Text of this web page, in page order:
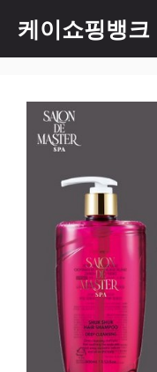
content
케이쇼핑뱅크